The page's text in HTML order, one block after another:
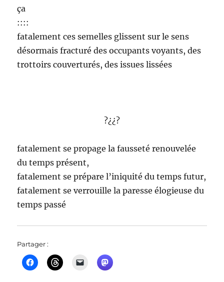
ça
::::
fatalement ces semelles glissent sur le sens
désormais fracturé des occupants voyants, des
trottoirs couverturés, des issues lissées
?¿¿?
fatalement se propage la fausseté renouvelée
du temps présent,
fatalement se prépare l’iniquité du temps futur,
fatalement se verrouille la paresse élogieuse du
temps passé
Partager :